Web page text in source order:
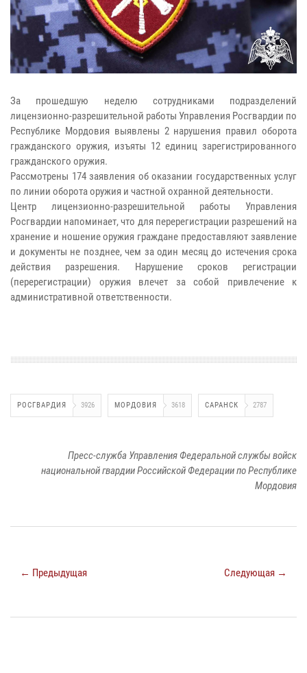
За прошедшую неделю сотрудниками подразделений
лицензионно-разрешительной работы Управления Росгвардии по
Республике Мордовия выявлены 2 нарушения правил оборота
гражданского оружия, изъяты 12 единиц зарегистрированного
гражданского оружия.
Рассмотрены 174 заявления об оказании государственных услуг
по линии оборота оружия и частной охранной деятельности.
Центр лицензионно-разрешительной работы Управления
Росгвардии напоминает, что для перерегистрации разрешений на
хранение и ношение оружия граждане предоставляют заявление
и документы не позднее, чем за один месяц до истечения срока
действия разрешения. Нарушение сроков регистрации
(перерегистрации) оружия влечет за собой привлечение к
административной ответственности.
РОСГВАРДИЯ 3926 МОРДОВИЯ 3618 САРАНСК 2787
Пресс-служба Управления Федеральной службы войск
национальной гвардии Российской Федерации по Республике
Мордовия
← Предыдущая Следующая →